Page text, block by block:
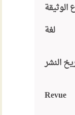
الوثيقة
لغة
النشر
Revue